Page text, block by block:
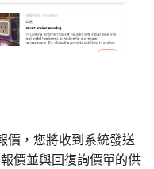
價，您將收到系統發送
價並與回復詢價單的供